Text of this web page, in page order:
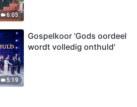
6:05
5:19
Gospelkoor 'Gods oordeel
wordt volledig onthuld'